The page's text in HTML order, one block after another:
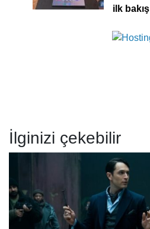
ilk bakış
İlginizi çekebilir